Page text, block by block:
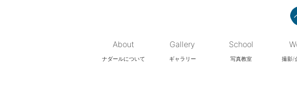
About
ナダールについて
Gallery
ギャラリー
School
写真教室 撮影/